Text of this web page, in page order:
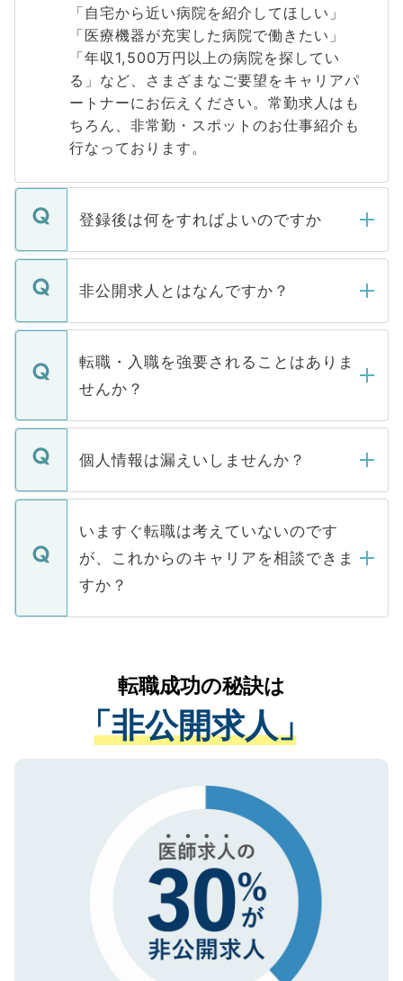
「自宅から近い病院を紹介してほしい」
「医療機器が充実した病院で働きたい」
「年収1,500万円以上の病院を探してい
る」など、さまざまなご要望をキャリアパ
ートナーにお伝えください。常勤求人はも
ちろん、非常勤・スポットのお仕事紹介も
行なっております。
登録後は何をすればよいのですか
ご登録いただきましたら、弊社担当者がご
登録内容を確認し、その後メールもしくは
ます。通常、5営業日以内にはご連絡をせて
いただきますので、しばらくお待ちくださ
い。
非公開求人とはなんですか？
マイナビDOCTORで取り扱っている求人の
うち約3割は、Webサイトからご覧いただ
けない「非公開求人」です。非公開求人は
下記の理由によって、一般には公開してい
ません。
■応募殺到を避けるため 人気のある医療機
関を公にしてしまうと、応募が殺到する場
に、医療機関が求める条件に合った人材の
みを人材紹介会社に依頼するケースが増え
ています。
転職・入職を強要されることはありま
せんか？
転職・入職を強要することは一切ありませ
ん。また、仮に応募先から内定をいただい
定を承諾する必要はありません。内定先へ
の辞退の連絡はキャリアパートナーが行い
ますので、ご安心ください。
個人情報は漏えいしませんか？
個人情報が漏えいすることはありませんの
で、ご安心ください。当サイトからの登録
などで収集したご登録者様の個人情報は、
ご本人のキャリアアップおよび転職活動の
支援を目的に使用いたします。お預かりし
ているすべての個人データはご本人の許可
は、個人情報の取り扱いについての厳密な
管理基準を満たした事業者のみに付与され
る、プライバシーマークを取得済みです。
ご登録いただいた個人情報は、SSL（デー
で、機密保持に関してもご安心ください。
いますぐ転職は考えていないのです
が、これからのキャリアを相談できま
すか？
かがいして、現在の医療機関の状況や紹介
経験をまじえながら、適切なアドバイスを
させていただきます。すぐにご転職をされ
ない方には、長期的なサポートが可能です
ので、まずはご登録ください。
転職成功の秘訣は
「非公開求人」